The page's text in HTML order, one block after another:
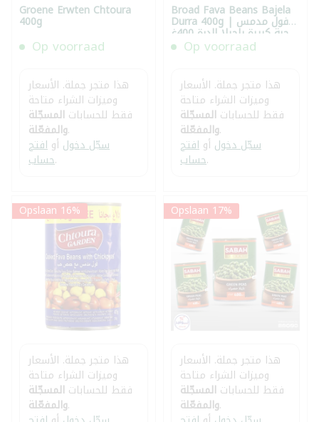
Groene Erwten Chtoura
400g
Op voorraad
هذا متجر جملة. الأسعار
وميزات الشراء متاحة
فقط للحسابات المسجّلة
والمفعّلة.
سجّل دخول أو افتح
حساب.
Broad Fava Beans Bajela
Durra 400g | فول مدمس
حبة كبيرة باجيلا الدرة 400غ
Op voorraad
هذا متجر جملة. الأسعار
وميزات الشراء متاحة
فقط للحسابات المسجّلة
والمفعّلة.
سجّل دخول أو افتح
حساب.
Opslaan 16%
هذا متجر جملة. الأسعار
وميزات الشراء متاحة
فقط للحسابات المسجّلة
والمفعّلة.
Opslaan 17%
هذا متجر جملة. الأسعار
وميزات الشراء متاحة
فقط للحسابات المسجّلة
والمفعّلة.